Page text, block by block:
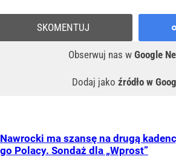
Obserwuj nas w Google
Dodaj jako źródło w
SKOMENTUJ
Nawrocki ma szansę na drugą
go Polacy. Sondaż dla „Wprost”